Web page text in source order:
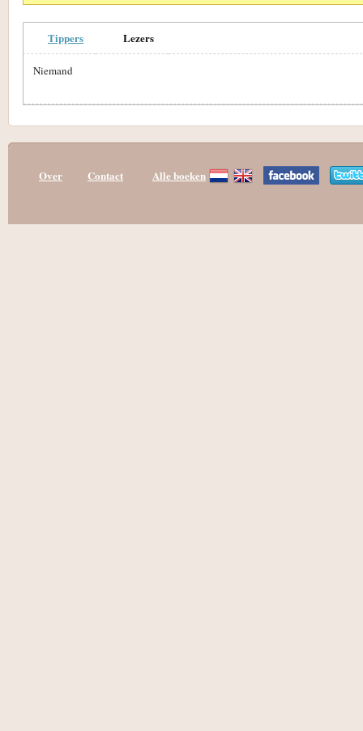
Tippers Lezers
Niemand
Over Contact Alle boeken